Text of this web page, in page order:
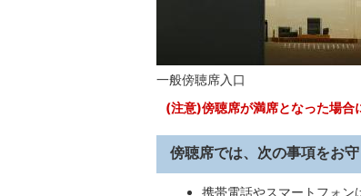
一般傍聴席入口
(注意)傍聴席が満席となった場合
傍聴席では、次の事項をお守
携帯電話やスマートフォン